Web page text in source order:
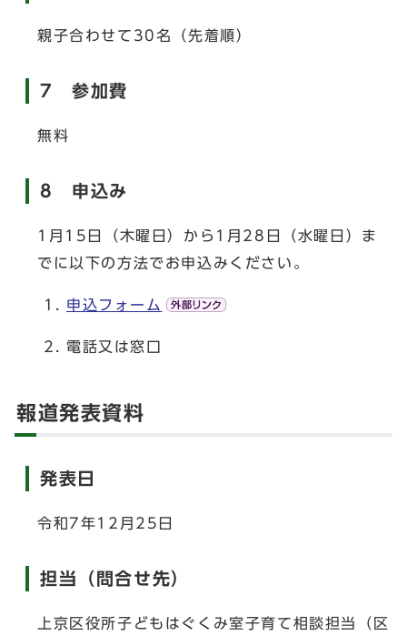
親子合わせて30名（先着順）
7 参加費
無料
8 申込み
1月15日（木曜日）から1月28日（水曜日）ま
でに以下の方法でお申込みください。
申込フォーム
電話又は窓口
報道発表資料
発表日
令和7年12月25日
担当（問合せ先）
上京区役所子どもはぐくみ室子育て相談担当（区